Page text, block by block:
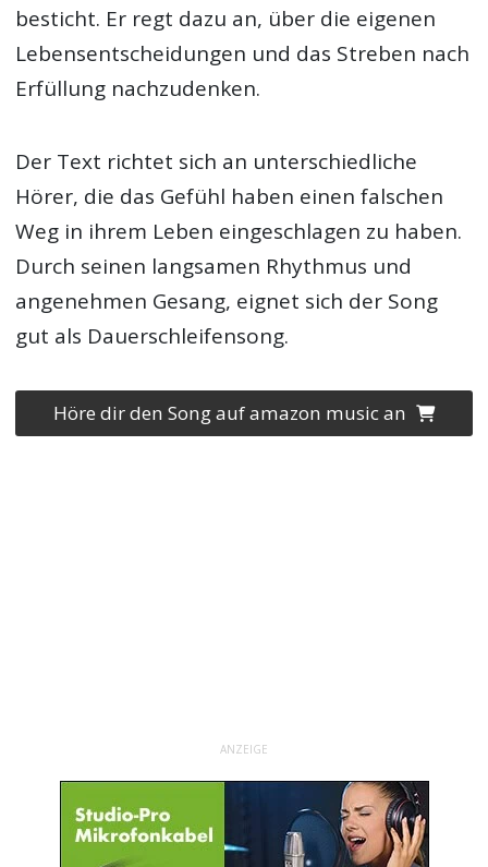
besticht. Er regt dazu an, über die eigenen
Lebensentscheidungen und das Streben nach
Erfüllung nachzudenken.
Der Text richtet sich an unterschiedliche
Hörer, die das Gefühl haben einen falschen
Weg in ihrem Leben eingeschlagen zu haben.
Durch seinen langsamen Rhythmus und
angenehmen Gesang, eignet sich der Song
gut als Dauerschleifensong.
Höre dir den Song auf amazon music an
ANZEIGE